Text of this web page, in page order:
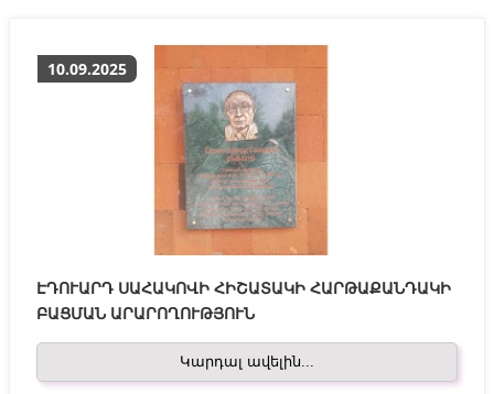
10.09.2025
ԷԴՈՒԱՐԴ ՍԱՀԱԿՈՎԻ ՀԻՇԱՏԱԿԻ ՀԱՐԹԱՔԱՆԴԱԿԻ
ԲԱՑՄԱՆ ԱՐԱՐՈՂՈՒԹՅՈՒՆ
Կարդալ ավելին...